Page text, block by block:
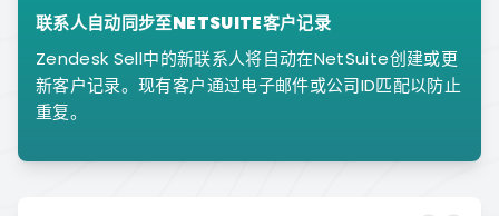
联系人自动同步至NETSUITE客户记录
Zendesk Sell中的新联系人将自动在NetSuite创建或更
新客户记录。现有客户通过电子邮件或公司ID匹配以防止
重复。